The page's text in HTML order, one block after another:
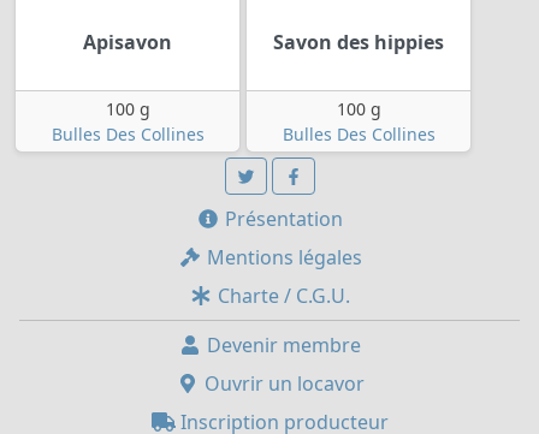
Apisavon
100 g
Bulles Des Collines
Savon des hippies
100 g
Bulles Des Collines
Présentation
Mentions légales
Charte / C.G.U.
Devenir membre
Ouvrir un locavor
Inscription producteur